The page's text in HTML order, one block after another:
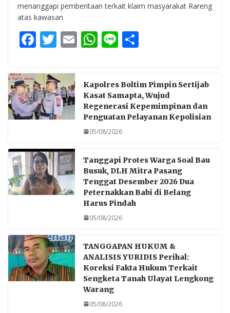
menanggapi pemberitaan terkait klaim masyarakat Rareng
atas kawasan
F
e
b
o
o
T
itt
er
E W
s
A
p
p
Li
e
Kapolres Boltim Pimpin Sertijab
Kasat Samapta, Wujud
Regenerasi Kepemimpinan dan
Penguatan Pelayanan Kepolisian
05/08/2026
Tanggapi Protes Warga Soal Bau
Busuk, DLH Mitra Pasang
Tenggat Desember 2026 Dua
Peternakkan Babi di Belang
Harus Pindah
05/08/2026
TANGGAPAN HUKUM &
ANALISIS YURIDIS Perihal:
Koreksi Fakta Hukum Terkait
Sengketa Tanah Ulayat Lengkong
Warang
05/08/2026